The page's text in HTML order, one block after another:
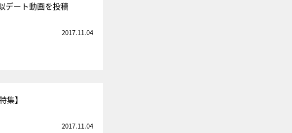
デート動画を投稿
2017.11.04
集】
2017.11.04